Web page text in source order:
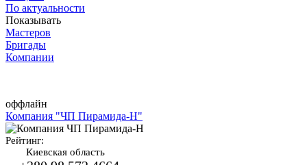
По актуальности
Показывать
Мастеров
Бригады
Компании
оффлайн
Компания "ЧП Пирамида-Н"
Рейтинг:
Киевская область